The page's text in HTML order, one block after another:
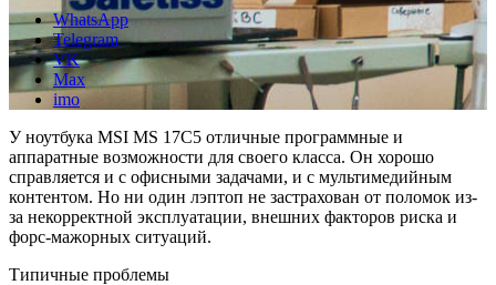
WhatsApp
Telegram
VK
Max
imo
У ноутбука MSI MS 17C5 отличные программные и
аппаратные возможности для своего класса. Он хорошо
справляется и с офисными задачами, и с мультимедийным
контентом. Но ни один лэптоп не застрахован от поломок из-
за некорректной эксплуатации, внешних факторов риска и
форс-мажорных ситуаций.
Типичные проблемы